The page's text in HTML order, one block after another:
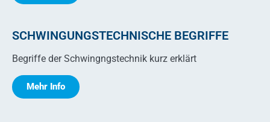
SCHWINGUNGSTECHNISCHE BEGRIFFE
Begriffe der Schwingngstechnik kurz erklärt
Mehr Info